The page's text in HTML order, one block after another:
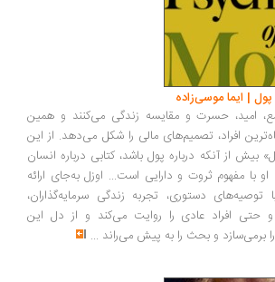
موسی‌زاده
حسرت و مقایسه زندگی می‌کنند و همین
تصمیم‌های مالی را شکل می‌دهد. از این
آنکه درباره پول باشد، کتابی درباره انسان
ثروت و دارایی است... اوزل به‌جای ارائه
دستوری، تجربه زندگی سرمایه‌گذاران،
افراد عادی را روایت می‌کند و از دل این
و بحث را به پیش می‌راند ...